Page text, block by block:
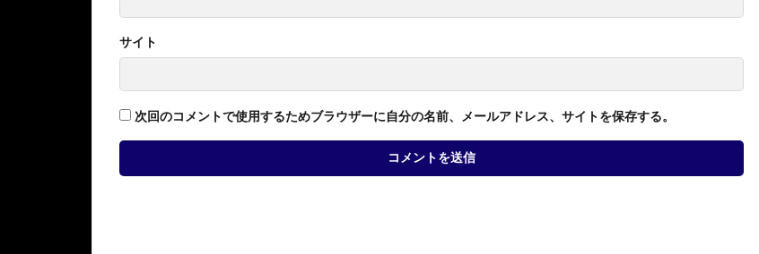
サイト
次回のコメントで使用するためブラウザーに自分の名前、メールアドレス、サイトを保存する。